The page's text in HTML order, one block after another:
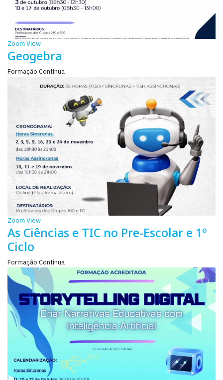
Zoom View
Geogebra
Formação Contínua
Zoom View
As Ciências e TIC no Pre-Escolar e 1º
Ciclo
Formação Contínua